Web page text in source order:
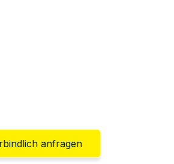
anfragen